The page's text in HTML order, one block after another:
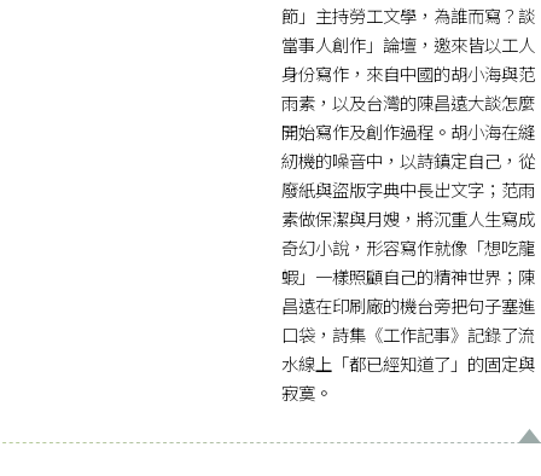
節」主持勞工文學，為誰而寫？談
當事人創作」論壇，邀來皆以工人
身份寫作，來自中國的胡小海與范
雨素，以及台灣的陳昌遠大談怎麼
開始寫作及創作過程。胡小海在縫
紉機的噪音中，以詩鎮定自己，從
廢紙與盜版字典中長出文字；范雨
素做保潔與月嫂，將沉重人生寫成
奇幻小說，形容寫作就像「想吃龍
蝦」一樣照顧自己的精神世界；陳
昌遠在印刷廠的機台旁把句子塞進
口袋，詩集《工作記事》記錄了流
水線上「都已經知道了」的固定與
寂寞。